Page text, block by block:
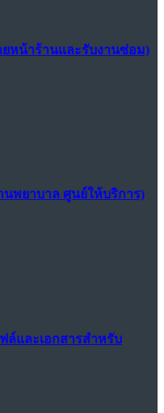
ยหน้าร้านและรับงานซ่อม)
พยาบาล ศูนย์ให้บริการ)
ล์และเอกสารสำหรับ